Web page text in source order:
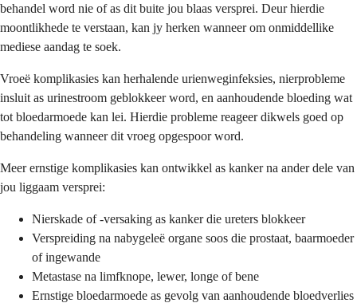
behandel word nie of as dit buite jou blaas versprei. Deur hierdie
moontlikhede te verstaan, kan jy herken wanneer om onmiddellike
mediese aandag te soek.
Vroeë komplikasies kan herhalende urienweginfeksies, nierprobleme
insluit as urinestroom geblokkeer word, en aanhoudende bloeding wat
tot bloedarmoede kan lei. Hierdie probleme reageer dikwels goed op
behandeling wanneer dit vroeg opgespoor word.
Meer ernstige komplikasies kan ontwikkel as kanker na ander dele van
jou liggaam versprei:
Nierskade of -versaking as kanker die ureters blokkeer
Verspreiding na nabygeleë organe soos die prostaat, baarmoeder
of ingewande
Metastase na limfknope, lewer, longe of bene
Ernstige bloedarmoede as gevolg van aanhoudende bloedverlies